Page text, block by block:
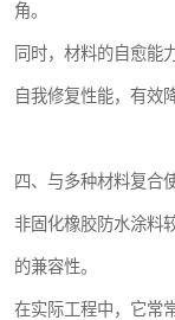
角。
同时，材料的自愈能
自我修复性能，有效
四、与多种材料复合
非固化橡胶防水涂料
的兼容性。
在实际工程中，它常